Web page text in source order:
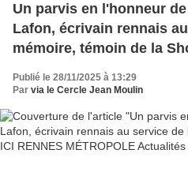
Un parvis en l'honneur
Lafon, écrivain rennais
mémoire, témoin de la
MÉTROPOLE Actualités |
Publié le 28/11/2025 à 13:29
Par via le Cercle Jean Moulin